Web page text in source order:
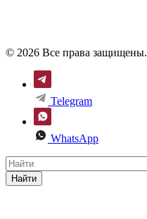
© 2026 Все права защищены.
Telegram
WhatsApp
Найти